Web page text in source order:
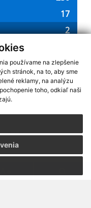
používame na zlepšenie
stránok, na to, aby sme
reklamy, na analýzu
toho, odkiaľ naši
s využitím RSS
Mapa stránok,web portál
,registrácia domény
prístupnosti